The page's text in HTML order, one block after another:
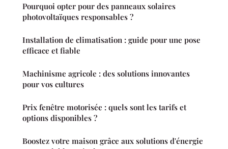
Pourquoi opter pour des panneaux solaires
photovoltaïques responsables ?
Installation de climatisation : guide pour une pose
efficace et fiable
Machinisme agricole : des solutions innovantes
pour vos cultures
Prix fenêtre motorisée : quels sont les tarifs et
options disponibles ?
Boostez votre maison grâce aux solutions d'énergie